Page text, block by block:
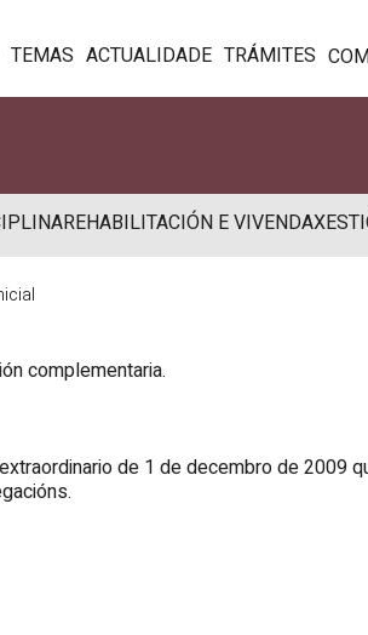
TEMAS ACTUALIDADE TRÁMITES
REHABILITACIÓN E VIVENDA
complementaria.
de 1 de decembro de 2009